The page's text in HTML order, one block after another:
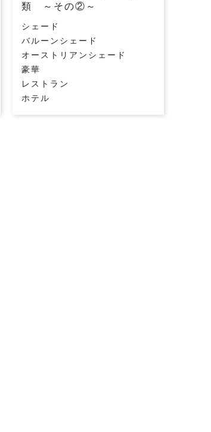
類 ～その②～
シェード
バルーンシェード
オーストリアンシェード
豪華
レストラン
ホテル